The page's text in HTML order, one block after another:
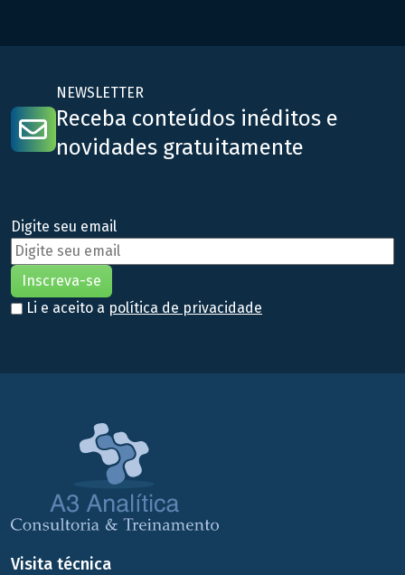
NEWSLETTER
Receba conteúdos inéditos e
novidades gratuitamente
Digite seu email
Li e aceito a política de privacidade
Visita técnica